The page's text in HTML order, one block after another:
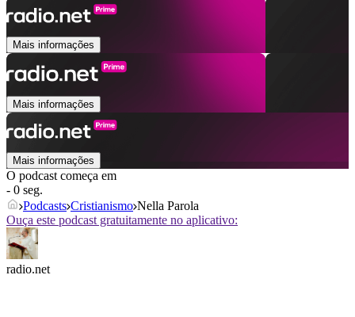
Mais informações
Mais informações
Mais informações
O podcast começa em
- 0 seg.
Podcasts Cristianismo Nella Parola
Ouça este podcast gratuitamente no aplicativo:
radio.net